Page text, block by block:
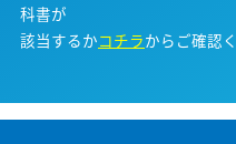
科書が
該当するかコチラからご確認